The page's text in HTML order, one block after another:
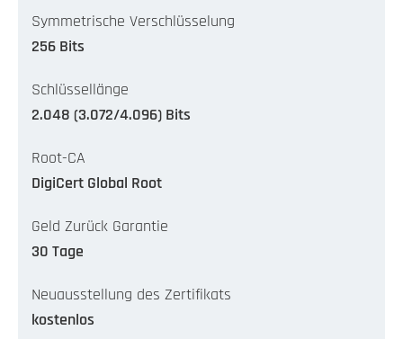
Symmetrische Verschlüsselung
256 Bits
Schlüssellänge
2.048 (3.072/4.096) Bits
Root-CA
DigiCert Global Root
Geld Zurück Garantie
30 Tage
Neuausstellung des Zertifikats
kostenlos